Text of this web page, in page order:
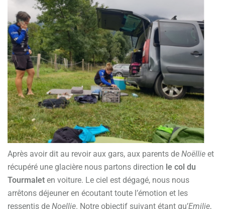
Après avoir dit au revoir aux gars, aux parents de Noëllie et
récupéré une glacière nous partons direction le col du
Tourmalet en voiture. Le ciel est dégagé, nous nous
arrêtons déjeuner en écoutant toute l’émotion et les
ressentis de Noellie. Notre objectif suivant étant qu’Emilie,